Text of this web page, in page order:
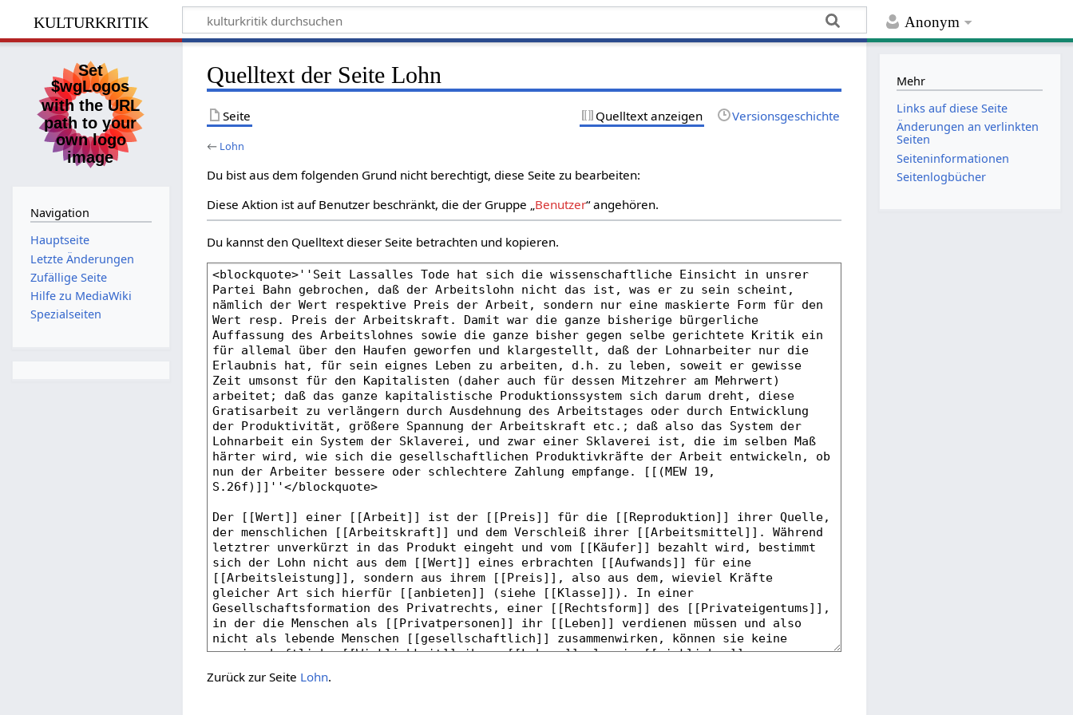
Anonym
kulturkritik
Quelltext der Seite Lohn
Seite Quelltext anzeigen Versionsgeschichte
← Lohn
Du bist aus dem folgenden Grund nicht berechtigt, diese Seite zu bearbeiten:
Diese Aktion ist auf Benutzer beschränkt, die der Gruppe „Benutzer“ angehören.
Du kannst den Quelltext dieser Seite betrachten und kopieren.
Zurück zur Seite Lohn.
Navigation
Hauptseite
Letzte Änderungen
Zufällige Seite
Hilfe zu MediaWiki
Spezialseiten
Mehr
Links auf diese Seite
Änderungen an verlinkten
Seiten
Seiten­­informationen
Seitenlogbücher